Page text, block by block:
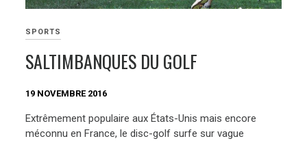
SPORTS
SALTIMBANQUES DU GOLF
19 NOVEMBRE 2016
Extrêmement populaire aux États-Unis mais encore
méconnu en France, le disc-golf surfe sur vague